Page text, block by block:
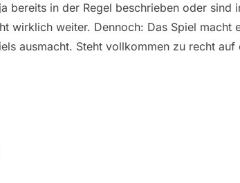
bereits in der Regel beschrieben oder sind
wirklich weiter. Dennoch: Das Spiel macht
ausmacht. Steht vollkommen zu recht